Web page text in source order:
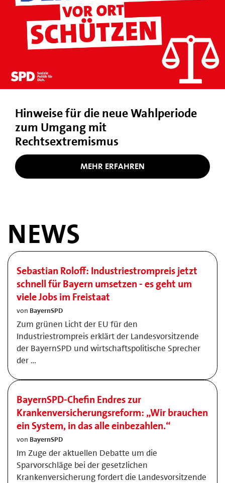
Hinweise für die neue Wahlperiode
zum Umgang mit
Rechtsextremismus
MEHR ERFAHREN
NEWS
Sebastian Roloff: Industriestrompreis jetzt
schnell für Bayern umsetzen - es geht um
viele Jobs im Freistaat
von BayernSPD
Zum grünen Licht der EU für den
Industriestrompreis erklärt der Landesvorsitzende
der BayernSPD und wirtschaftspolitische Sprecher
der …
BayernSPD-Chefin Endres zur
Krankenversicherungsreform: „Wir brauchen
ein System, in das alle einbezahlen.“
von BayernSPD
Im Zuge der aktuellen Debatte um die
Sparvorschläge bei der gesetzlichen
Krankenversicherung fordert die Landesvorsitzende